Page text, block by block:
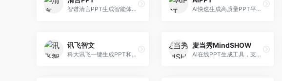
智谱清言PPT生成智能体，基于GLM大模型。面向智谱用户，支持对话生成PPT、内容优化等服务，与智谱生态深度整合。 AI快速生成高质量PPT平台，支持主题定制。面向职场人士和学生，提供一键生成、模板选择、内容优化等服务，PPT制作速度快，设计质量高。
讯飞智文
科大讯飞一键生成PPT和Word工具，整合语音技术。面向职场人士，支持语音输入、文档生成、格式调整等功能，办公效率显著提升。
麦当秀MindSHOW
AI在线PPT生成工具，支持思维导图转PPT。面向职场人士，提供思维导图导入、PPT生成、模板选择等服务，思维导图转PPT效率高。